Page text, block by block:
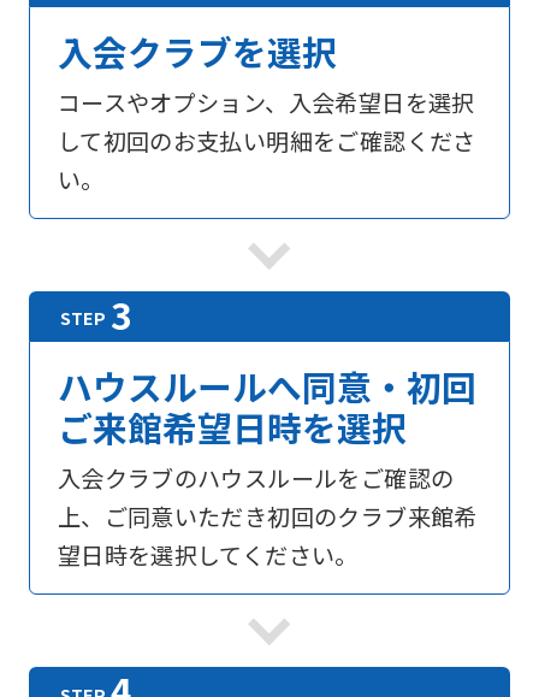
入会クラブを選択
コースやオプション、入会希望日を選択
して初回のお支払い明細をご確認くださ
い。
ハウスルールへ同意・初回
ご来館希望日時を選択
入会クラブのハウスルールをご確認の
上、ご同意いただき初回のクラブ来館希
望日時を選択してください。